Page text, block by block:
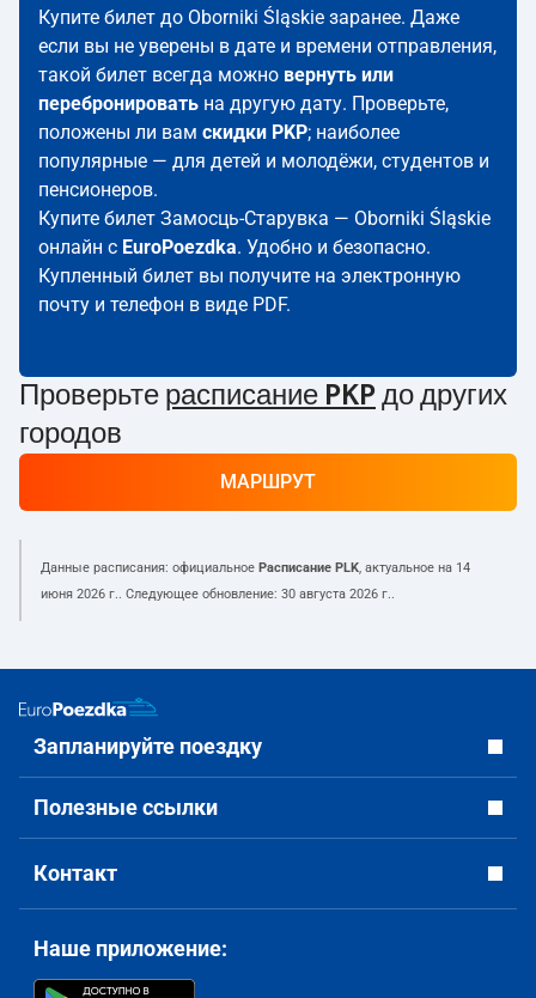
Купите билет до Oborniki Śląskie заранее. Даже
если вы не уверены в дате и времени отправления,
такой билет всегда можно вернуть или
перебронировать на другую дату. Проверьте,
положены ли вам скидки PKP; наиболее
популярные — для детей и молодёжи, студентов и
пенсионеров.
Купите билет Замосць-Старувка — Oborniki Śląskie
онлайн с EuroPoezdka. Удобно и безопасно.
Купленный билет вы получите на электронную
почту и телефон в виде PDF.
Проверьте расписание PKP до других
городов
МАРШРУТ
Данные расписания: официальное Расписание PLK, актуальное на 14
июня 2026 г.. Следующее обновление: 30 августа 2026 г..
Запланируйте поездку
Полезные ссылки
Контакт
Наше приложение: